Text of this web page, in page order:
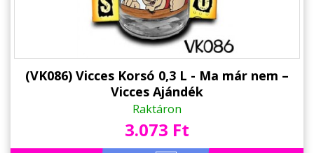
(VK086) Vicces Korsó 0,3 L - Ma már nem –
Vicces Ajándék
Raktáron
3.073 Ft